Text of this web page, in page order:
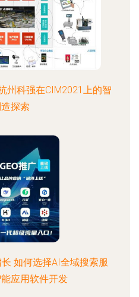
州科强在CIM2021上的智
探索
如何选择AI全域搜索服
应用软件开发